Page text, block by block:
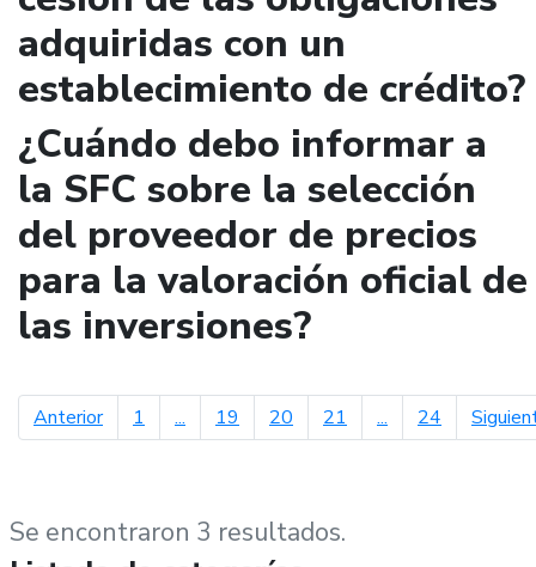
adquiridas con un
establecimiento de crédito?
¿Cuándo debo informar a
la SFC sobre la selección
del proveedor de precios
para la valoración oficial de
las inversiones?
Anteriorpágina anterior
1 ... 19 20 21 ... 24
Se encontraron 3 resultados.